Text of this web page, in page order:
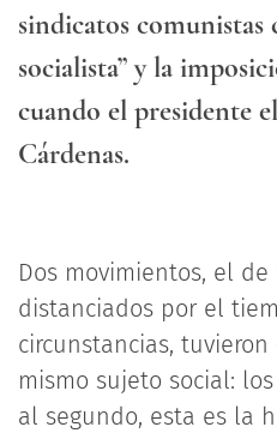
sindicatos comunistas
socialista” y la
cuando el presidente
Cárdenas.
Dos movimientos, el de
distanciados por el
circunstancias,
mismo sujeto social:
al segundo, esta es la